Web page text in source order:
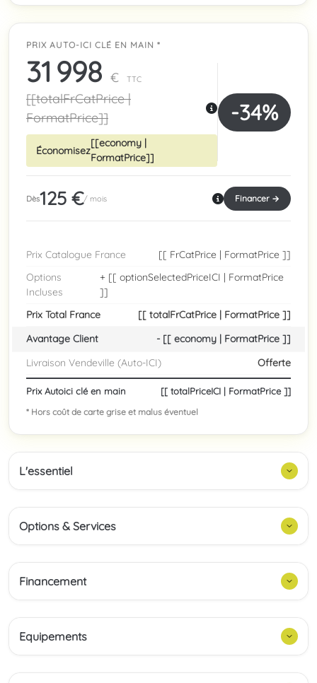
PRIX AUTO-ICI CLÉ EN MAIN *
31 998 € TTC
[[totalFrCatPrice |
FormatPrice]]
Économisez
[[economy |
FormatPrice]]
-34%
Dès125 €/ mois Financer →
Prix Catalogue France
[[ FrCatPrice | FormatPrice ]]
Options
Incluses
+ [[ optionSelectedPriceICI | FormatPrice
]]
Prix Total France
[[ totalFrCatPrice | FormatPrice ]]
Avantage Client
- [[ economy | FormatPrice ]]
Livraison Vendeville (Auto-ICI)
Offerte
Prix Autoici clé en main [[ totalPriceICI | FormatPrice ]]
* Hors coût de carte grise et malus éventuel
L'essentiel
Options & Services
Financement
Equipements